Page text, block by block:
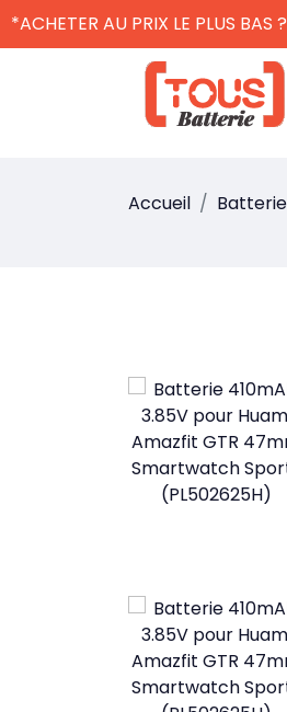
*ACHETER AU PRIX LE PLUS BAS
Accueil